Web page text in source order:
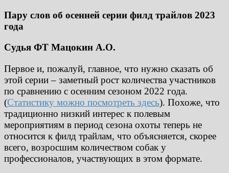
Пару слов об осенней серии филд трайлов 2023
года
Судья ФТ Мацокин А.О.
Первое и, пожалуй, главное, что нужно сказать об
этой серии – заметный рост количества участников
по сравнению с осенним сезоном 2022 года.
(Статистику можно посмотреть здесь). Похоже, что
традиционно низкий интерес к полевым
мероприятиям в период сезона охоты теперь не
относится к филд трайлам, что объясняется, скорее
всего, возросшим количеством собак у
профессионалов, участвующих в этом формате.